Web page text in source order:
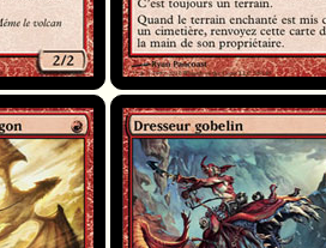
Dresseur gobelin